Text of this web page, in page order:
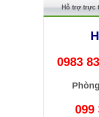
Hỗ trợ trực
0983
099